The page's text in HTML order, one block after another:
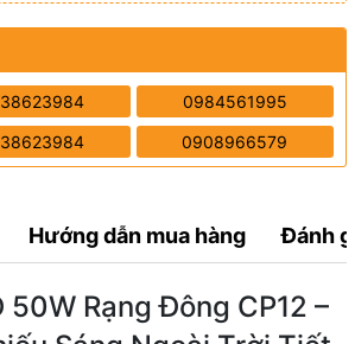
0984561995
0908966579
Hướng dẫn mua hàng Đánh
50W Rạng Đông CP12 –